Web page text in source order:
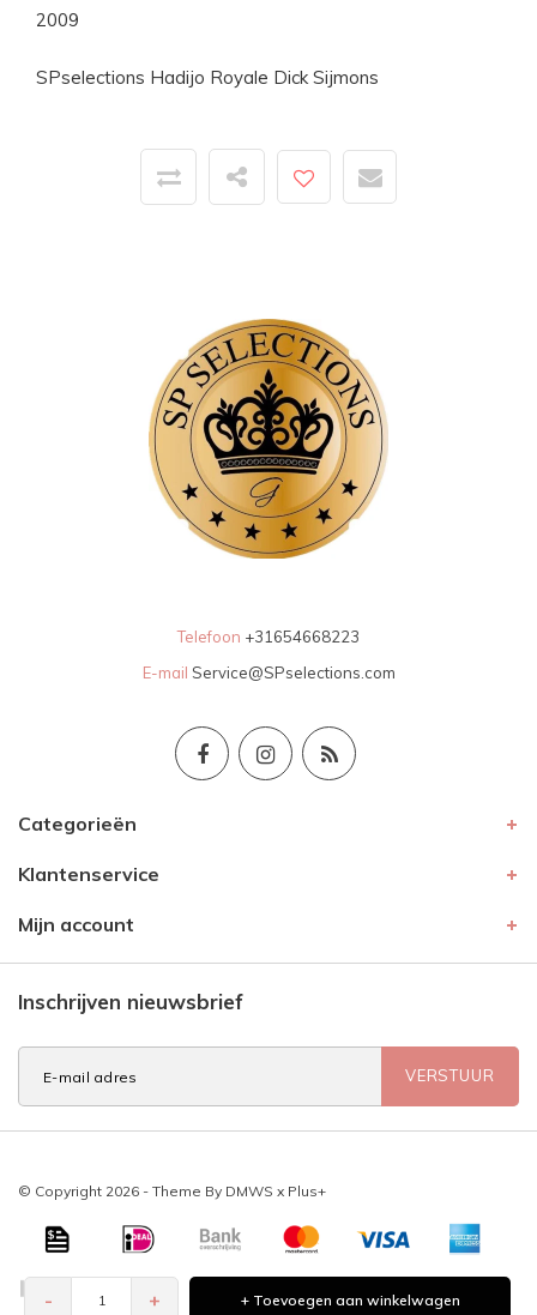
- + + Toevoegen aan winkelwagen
2009
SPselections Hadijo Royale Dick Sijmons
Telefoon +31654668223
E-mail Service@SPselections.com
Categorieën
Klantenservice
Mijn account
Inschrijven nieuwsbrief
VERSTUUR
© Copyright 2026 - Theme By DMWS x Plus+